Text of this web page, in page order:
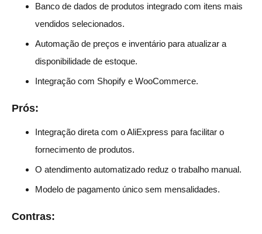
Banco de dados de produtos integrado com itens mais
vendidos selecionados.
Automação de preços e inventário para atualizar a
disponibilidade de estoque.
Integração com Shopify e WooCommerce.
Prós:
Integração direta com o AliExpress para facilitar o
fornecimento de produtos.
O atendimento automatizado reduz o trabalho manual.
Modelo de pagamento único sem mensalidades.
Contras: